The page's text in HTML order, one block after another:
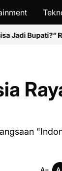
Rangkuti Soroti